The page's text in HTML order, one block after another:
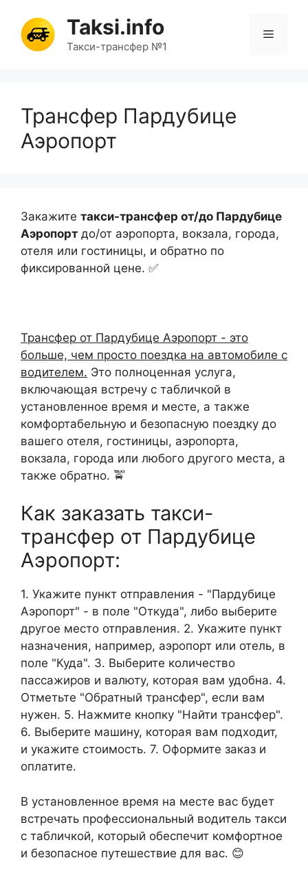
содержимому
Taksi.info
Такси-трансфер №1
Меню
Трансфер Пардубице
Аэропорт
Закажите такси-трансфер от/до Пардубице
Аэропорт до/от аэропорта, вокзала, города,
отеля или гостиницы, и обратно по
фиксированной цене. ✅
Трансфер от Пардубице Аэропорт - это
больше, чем просто поездка на автомобиле с
водителем. Это полноценная услуга,
включающая встречу с табличкой в
установленное время и месте, а также
комфортабельную и безопасную поездку до
вашего отеля, гостиницы, аэропорта,
вокзала, города или любого другого места, а
также обратно. 🚖
Как заказать такси-
трансфер от Пардубице
Аэропорт:
1. Укажите пункт отправления - "Пардубице
Аэропорт" - в поле "Откуда", либо выберите
другое место отправления. 2. Укажите пункт
назначения, например, аэропорт или отель, в
поле "Куда". 3. Выберите количество
пассажиров и валюту, которая вам удобна. 4.
Отметьте "Обратный трансфер", если вам
нужен. 5. Нажмите кнопку "Найти трансфер".
6. Выберите машину, которая вам подходит,
и укажите стоимость. 7. Оформите заказ и
оплатите.
В установленное время на месте вас будет
встречать профессиональный водитель такси
с табличкой, который обеспечит комфортное
и безопасное путешествие для вас. 😊